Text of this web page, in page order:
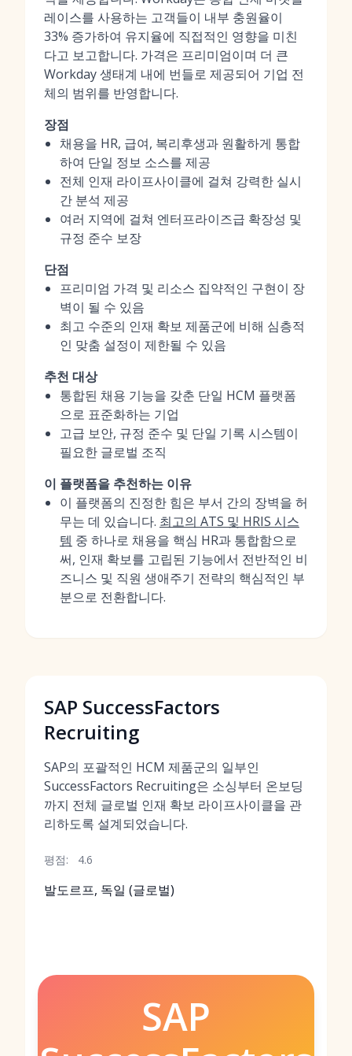
레이스를 사용하는 고객들이 내부 충원율이
33% 증가하여 유지율에 직접적인 영향을 미친
다고 보고합니다. 가격은 프리미엄이며 더 큰
Workday 생태계 내에 번들로 제공되어 기업 전
체의 범위를 반영합니다.
장점
채용을 HR, 급여, 복리후생과 원활하게 통합
하여 단일 정보 소스를 제공
전체 인재 라이프사이클에 걸쳐 강력한 실시
간 분석 제공
여러 지역에 걸쳐 엔터프라이즈급 확장성 및
규정 준수 보장
단점
프리미엄 가격 및 리소스 집약적인 구현이 장
벽이 될 수 있음
최고 수준의 인재 확보 제품군에 비해 심층적
인 맞춤 설정이 제한될 수 있음
추천 대상
통합된 채용 기능을 갖춘 단일 HCM 플랫폼
으로 표준화하는 기업
고급 보안, 규정 준수 및 단일 기록 시스템이
필요한 글로벌 조직
이 플랫폼을 추천하는 이유
이 플랫폼의 진정한 힘은 부서 간의 장벽을 허
무는 데 있습니다. 최고의 ATS 및 HRIS 시스
템 중 하나로 채용을 핵심 HR과 통합함으로
써, 인재 확보를 고립된 기능에서 전반적인 비
즈니스 및 직원 생애주기 전략의 핵심적인 부
분으로 전환합니다.
SAP SuccessFactors
Recruiting
SAP의 포괄적인 HCM 제품군의 일부인
SuccessFactors Recruiting은 소싱부터 온보딩
까지 전체 글로벌 인재 확보 라이프사이클을 관
리하도록 설계되었습니다.
평점: 4.6
발도르프, 독일 (글로벌)
SAP